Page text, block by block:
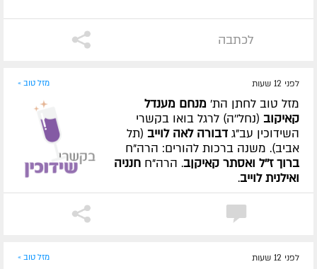
לכתבה
לפני 12 שעות מזל טוב »
מזל טוב לחתן הת' מנחם מענדל
קאיקוב (נחל''ה) לרגל בואו בקשרי
השידוכין עב"ג דבורה לאה לוייב (תל
אביב). משנה ברכות להורים: הרה"ח
ברוך ז''ל ואסתר קאיקןב. הרה"ח חנניה
ואילנית לוייב.
לפני 12 שעות מזל טוב »